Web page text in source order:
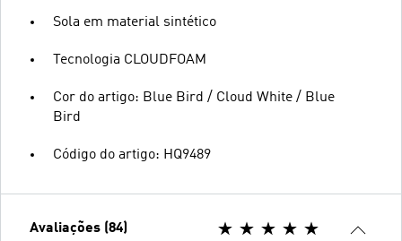
Sola em material sintético
Tecnologia CLOUDFOAM
Cor do artigo: Blue Bird / Cloud White / Blue
Bird
Código do artigo: HQ9489
Avaliações (84)